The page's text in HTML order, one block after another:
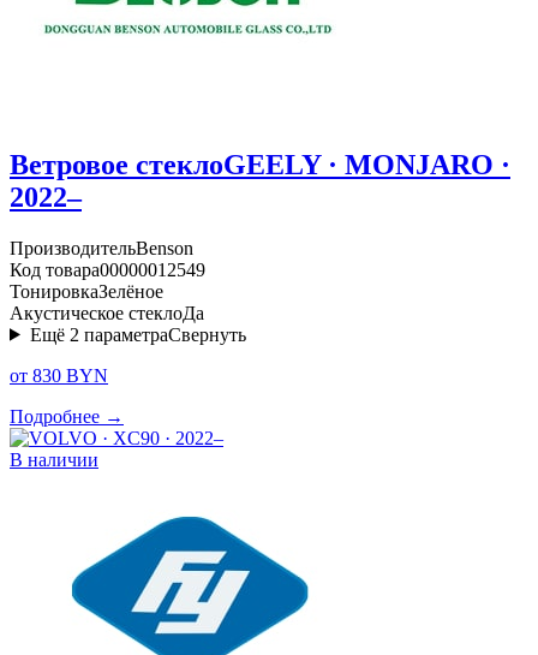
Ветровое стеклоGEELY · MONJARO ·
2022–
ПроизводительBenson
Код товара00000012549
ТонировкаЗелёное
Акустическое стеклоДа
Ещё 2 параметраСвернуть
от 830 BYN
Подробнее →
В наличии